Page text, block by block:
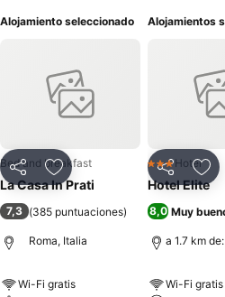
Alojamiento seleccionado
CompartirAgregar a favoritos
Bed and breakfast
La Casa In Prati
7,3 (385 puntuaciones)
Roma, Italia
Wi-Fi gratis
Alojamientos
Compartir
3 Estrellas
Hotel
Hotel Elite
8,0 Muy
a 1.7 km
Wi-Fi gratis